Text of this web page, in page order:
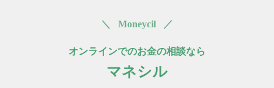
＼ Moneycil ／
オンラインでのお金の相談なら
マネシル